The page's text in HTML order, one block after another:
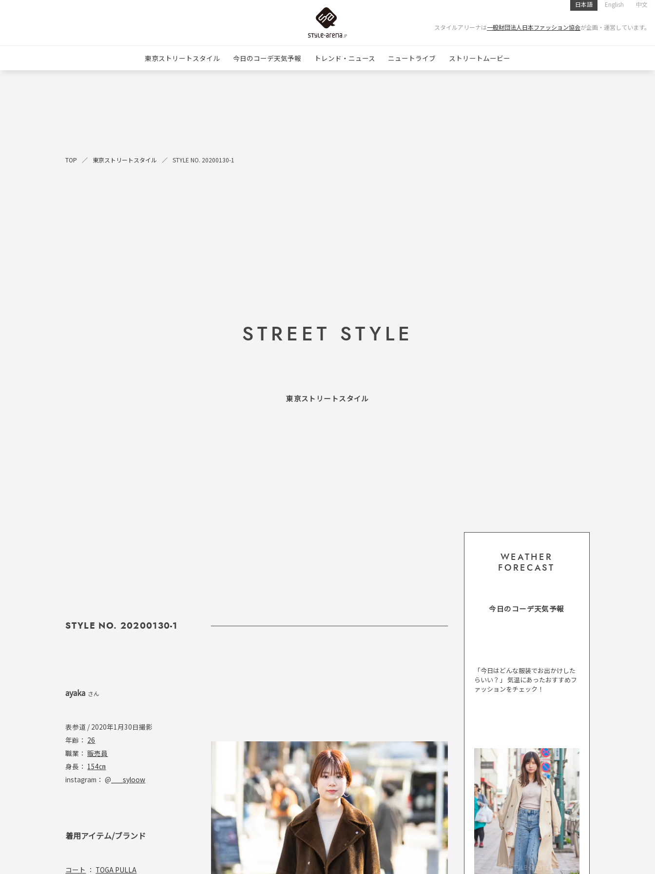
日本語 English 中文
スタイルアリーナは一般財団法人日本ファッション協会が企画・運営しています。
東京ストリートスタイル 今日のコーデ天気予報 トレンド・ニュース ニュートライブ ストリートムービー
TOP 東京ストリートスタイル STYLE NO. 20200130-1
STREET STYLE
東京ストリートスタイル
STYLE NO. 20200130-1
ayaka さん
表参道 / 2020年1月30日撮影
年齢： 26
職業： 販売員
身長： 154㎝
instagram： @ ___syloow
着用アイテム/ブランド
コート ： TOGA PULLA
WEATHER
FORECAST
今日のコーデ天気予報
「今日はどんな服装でお出かけした
らいい？」 気温にあったおすすめフ
ァッションをチェック！